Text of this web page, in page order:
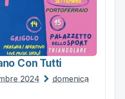
Con Tutti
2024
domenica